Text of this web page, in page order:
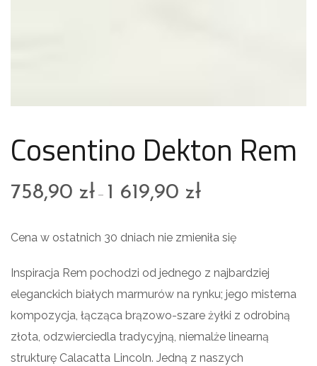
Cosentino Dekton Rem
758,90 zł – 1 619,90 zł
Cena w ostatnich 30 dniach nie zmieniła się
Inspiracja Rem pochodzi od jednego z najbardziej
eleganckich białych marmurów na rynku; jego misterna
kompozycja, łącząca brązowo-szare żyłki z odrobiną
złota, odzwierciedla tradycyjną, niemalże linearną
strukturę Calacatta Lincoln. Jedną z naszych